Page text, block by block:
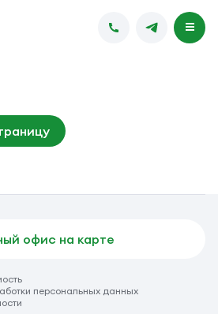
офис на карте
персональных данных